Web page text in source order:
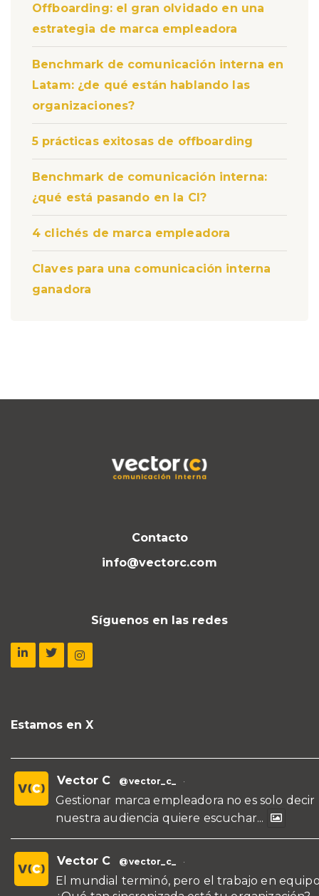
Offboarding: el gran olvidado en una
estrategia de marca empleadora
Benchmark de comunicación interna en
Latam: ¿de qué están hablando las
organizaciones?
5 prácticas exitosas de offboarding
Benchmark de comunicación interna:
¿qué está pasando en la CI?
4 clichés de marca empleadora
Claves para una comunicación interna
ganadora
Contacto
info@vectorc.com
Síguenos en las redes
Estamos en X
Vector C @vector_c_ ·
Gestionar marca empleadora no es solo
nuestra audiencia quiere escuchar...
Vector C @vector_c_ ·
El mundial terminó, pero el trabajo en